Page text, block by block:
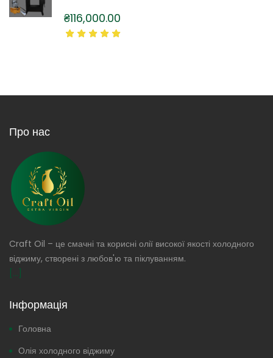
₴116,000.00
Про нас
Craft Oil – це смачні та корисні олії високої якості холодного
віджиму, створені з любов'ю та піклуванням.
[...]
Інформація
Головна
Олія холодного віджиму